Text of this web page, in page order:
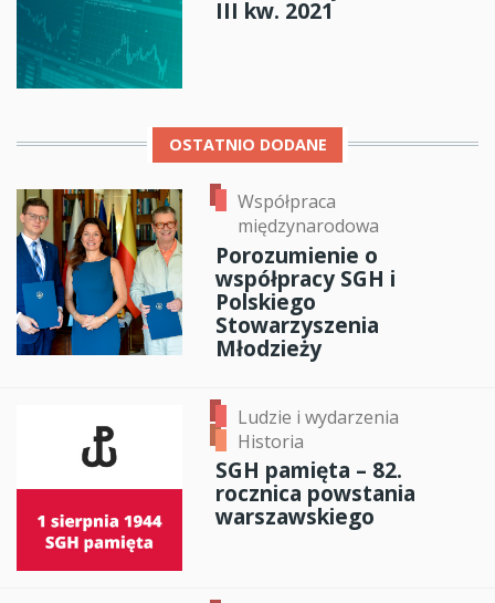
III kw. 2021
OSTATNIO DODANE
Współpraca
międzynarodowa
Porozumienie o
współpracy SGH i
Polskiego
Stowarzyszenia
Młodzieży
Ludzie i wydarzenia
Historia
SGH pamięta – 82.
rocznica powstania
warszawskiego